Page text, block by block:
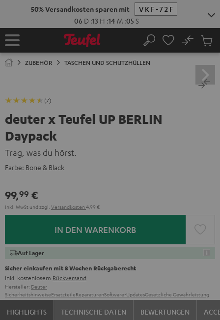
50% Versandkosten sparen mit
VKF-72F
06 D :13 H :14 M :04 S
Startseite Suche
No
ZUBEHÖR TASCHEN UND SCHUTZHÜLLEN
(7)
deuter x Teufel UP BERLIN
Daypack
Trag, was du hörst.
Farbe: Bone & Black
99,99 €
Inkl. MwSt und zzgl. Versandkosten 4,99 €
IN DEN WARENKORB
Auf Lager
Sicher einkaufen mit 8 Wochen Rückgaberecht
inkl. kostenlosem Rückversand
Hersteller: Deuter
SicherheitshinweiseErsatzteileReparaturenSoftware-UpdatesGesetzliche Gewährleistung
HIGHLIGHTS TECHNISCHE DATEN BEWERTUNGEN